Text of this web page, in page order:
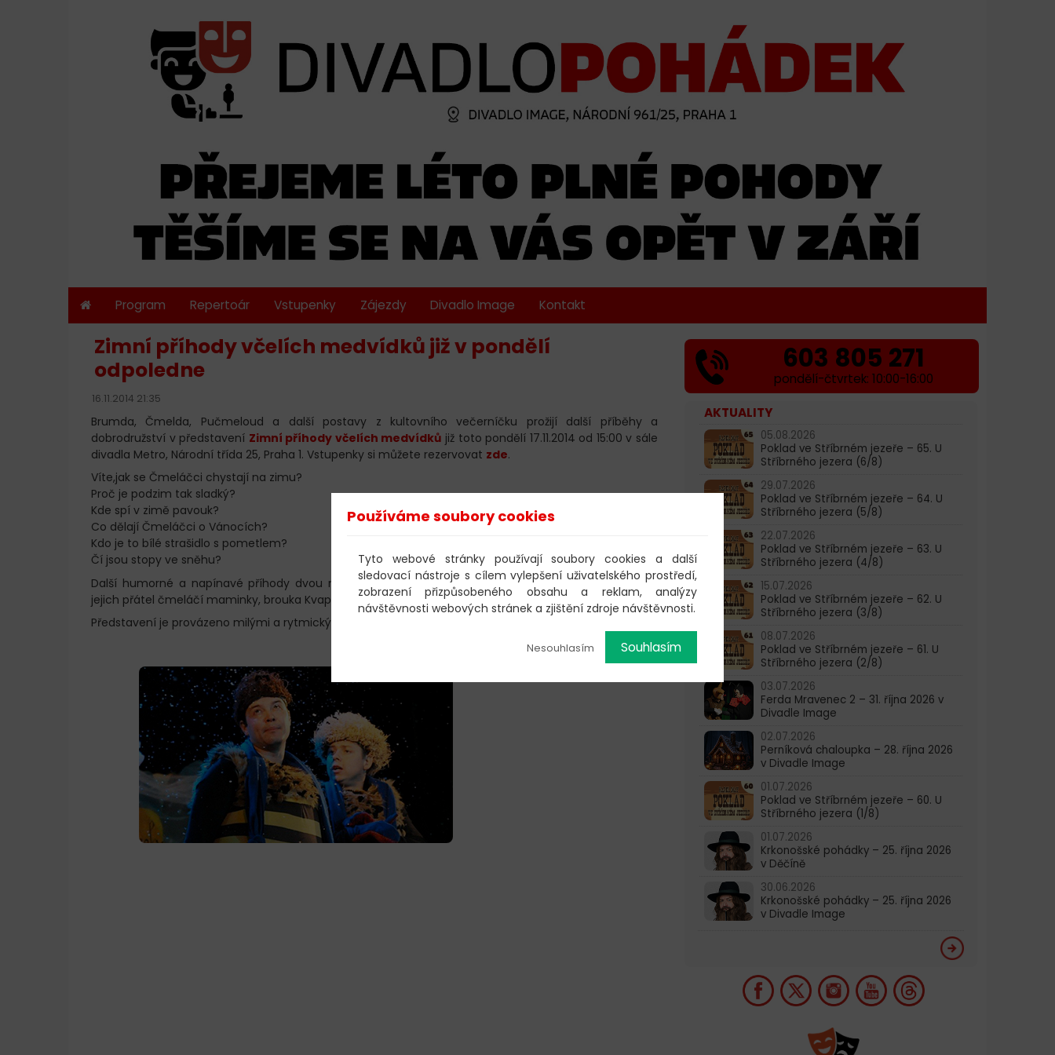
Program Repertoár Vstupenky Zájezdy Divadlo Image Kontakt
Zimní příhody včelích medvídků již v pondělí
odpoledne
16.11.2014 21:35
Brumda, Čmelda, Pučmeloud a další postavy z kultovního večerníčku prožijí další příběhy a
dobrodružství v představení Zimní příhody včelích medvídků již toto pondělí 17.11.2014 od 15:00 v sále
divadla Metro, Národní třída 25, Praha 1. Vstupenky si můžete rezervovat zde.
Víte,jak se Čmeláčci chystají na zimu?
Proč je podzim tak sladký?
Kde spí v zimě pavouk?
Co dělají Čmeláčci o Vánocích?
Kdo je to bílé strašidlo s pometlem?
Čí jsou stopy ve sněhu?
Další humorné a napínavé příhody dvou malých včelích medvídků-čmeláčků Čmeldy a Brumdy a
jejich přátel čmeláčí maminky, brouka Kvapníka, lučního koníka, mušky, pučmelouda, roháče aj.
Představení je provázeno milými a rytmickými písničkami Petra Skoumala s texty Zdeňka Svěráka.
produkce
603 805 271
pondělí-čtvrtek: 10:00-16:00
AKTUALITY
05.08.2026
Poklad ve Stříbrném jezeře – 65. U
Stříbrného jezera (6/8)
29.07.2026
Poklad ve Stříbrném jezeře – 64. U
Stříbrného jezera (5/8)
22.07.2026
Poklad ve Stříbrném jezeře – 63. U
Stříbrného jezera (4/8)
15.07.2026
Poklad ve Stříbrném jezeře – 62. U
Stříbrného jezera (3/8)
08.07.2026
Poklad ve Stříbrném jezeře – 61. U
Stříbrného jezera (2/8)
03.07.2026
Ferda Mravenec 2 – 31. října 2026 v
Divadle Image
02.07.2026
Perníková chaloupka – 28. října 2026
v Divadle Image
01.07.2026
Poklad ve Stříbrném jezeře – 60. U
Stříbrného jezera (1/8)
01.07.2026
Krkonošské pohádky – 25. října 2026
v Děčíně
30.06.2026
Krkonošské pohádky – 25. října 2026
v Divadle Image
Používáme soubory cookies
Tyto webové stránky používají soubory cookies a další
sledovací nástroje s cílem vylepšení uživatelského prostředí,
zobrazení přizpůsobeného obsahu a reklam, analýzy
návštěvnosti webových stránek a zjištění zdroje návštěvnosti.
Nesouhlasím Souhlasím